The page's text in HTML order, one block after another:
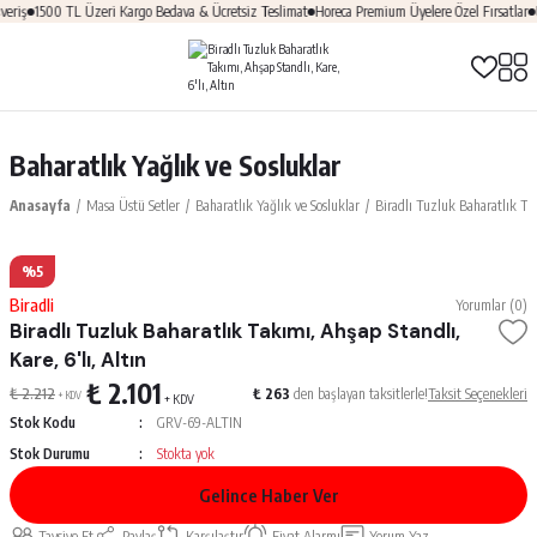
1500 TL Üzeri Kargo Bedava & Ücretsiz Teslimat Horeca Premium Üyelere Özel Fırsatlar
Baharatlık Yağlık ve Sosluklar
Anasayfa Masa Üstü Setler Baharatlık Yağlık ve Sosluklar Biradlı Tuzluk Baharatlık
%5
Biradli Yorumlar (0)
Biradlı Tuzluk Baharatlık Takımı, Ahşap Standlı,
Kare, 6'lı, Altın
₺ 2.212 + KDV ₺ 2.101 + KDV ₺ 263 den başlayan taksitlerle!Taksit Seçenekleri
Stok Kodu
GRV-69-ALTIN
Stok Durumu
Stokta yok
Gelince Haber Ver